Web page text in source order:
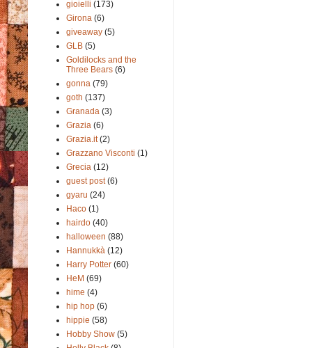
gioielli (173)
Girona (6)
giveaway (5)
GLB (5)
Goldilocks and the
Three Bears (6)
gonna (79)
goth (137)
Granada (3)
Grazia (6)
Grazia.it (2)
Grazzano Visconti (1)
Grecia (12)
guest post (6)
gyaru (24)
Haco (1)
hairdo (40)
halloween (88)
Hannukkà (12)
Harry Potter (60)
HeM (69)
hime (4)
hip hop (6)
hippie (58)
Hobby Show (5)